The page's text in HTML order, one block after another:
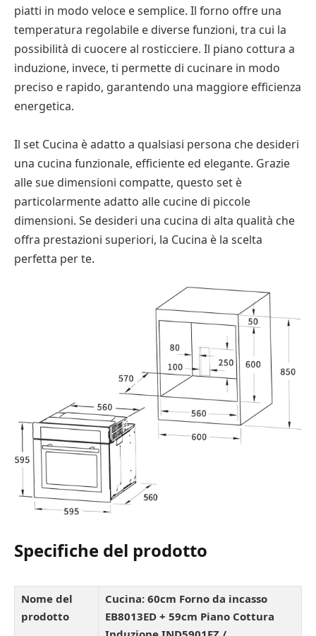
piatti in modo veloce e semplice. Il forno offre una
temperatura regolabile e diverse funzioni, tra cui la
possibilità di cuocere al rosticciere. Il piano cottura a
induzione, invece, ti permette di cucinare in modo
preciso e rapido, garantendo una maggiore efficienza
energetica.
Il set Cucina è adatto a qualsiasi persona che desideri
una cucina funzionale, efficiente ed elegante. Grazie
alle sue dimensioni compatte, questo set è
particolarmente adatto alle cucine di piccole
dimensioni. Se desideri una cucina di alta qualità che
offra prestazioni superiori, la Cucina è la scelta
perfetta per te.
Specifiche del prodotto
Nome del
prodotto
Cucina: 60cm Forno da incasso
EB8013ED + 59cm Piano Cottura